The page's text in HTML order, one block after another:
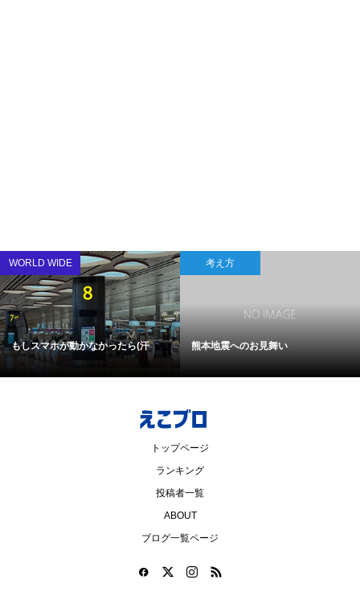
WORLD WIDE
もしスマホが動かなかったら(汗
考え方
熊本地震へのお見舞い
トップページ
ランキング
投稿者一覧
ABOUT
ブログ一覧ページ